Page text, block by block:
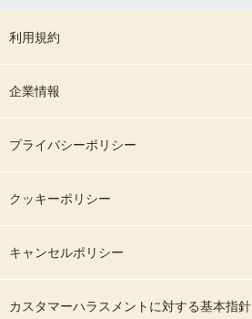
利用規約
企業情報
プライバシーポリシー
クッキーポリシー
キャンセルポリシー
カスタマーハラスメントに対する基本指針